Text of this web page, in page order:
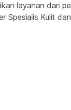
layanan dari
Kulit